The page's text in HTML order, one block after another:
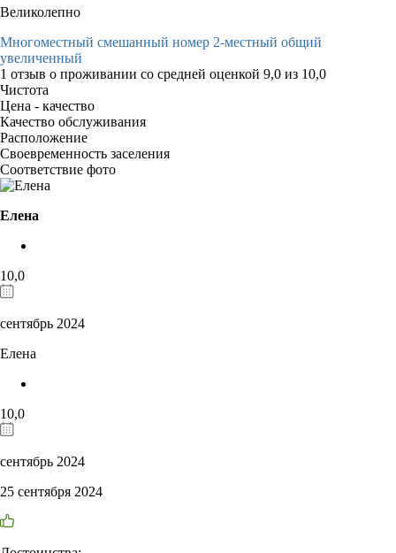
Великолепно
Многоместный смешанный номер 2-местный общий
увеличенный
1 отзыв о проживании со средней оценкой 9,0 из 10,0
Чистота
Цена - качество
Качество обслуживания
Расположение
Своевременность заселения
Соответствие фото
Елена
10,0
сентябрь 2024
Елена
10,0
сентябрь 2024
25 сентября 2024